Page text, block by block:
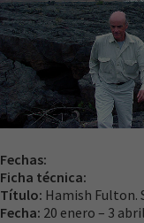
Fechas:
Ficha técnica:
Título: Hamish Fulton.
Fecha: 20 enero – 3